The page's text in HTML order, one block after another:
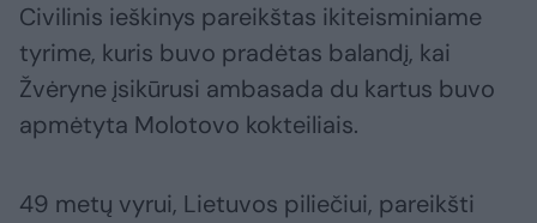
Civilinis ieškinys pareikštas ikiteisminiame
tyrime, kuris buvo pradėtas balandį, kai
Žvėryne įsikūrusi ambasada du kartus buvo
apmėtyta Molotovo kokteiliais.
49 metų vyrui, Lietuvos piliečiui, pareikšti